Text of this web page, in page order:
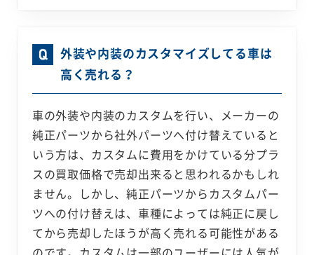
外装や内装のカスタマイズしてる車は
高く売れる？
車の外装や内装のカスタムを行い、メーカーの
純正パーツから社外パーツへ付け替えていると
いう方は、カスタムに費用をかけている分プラ
スの買取価格で売却出来ると思われるかもしれ
ません。しかし、純正パーツからカスタムパー
ツへの付け替えは、車種によっては純正に戻し
てから売却したほうが高く売れる可能性がある